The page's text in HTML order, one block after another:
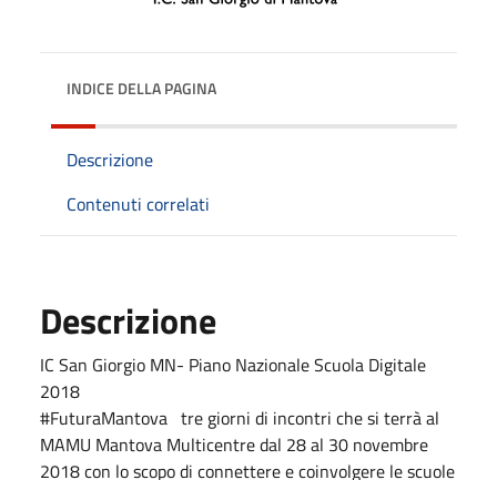
INDICE DELLA PAGINA
Descrizione
Contenuti correlati
Descrizione
IC San Giorgio MN- Piano Nazionale Scuola Digitale
2018
#FuturaMantova tre giorni di incontri che si terrà al
MAMU Mantova Multicentre dal 28 al 30 novembre
2018 con lo scopo di connettere e coinvolgere le scuole